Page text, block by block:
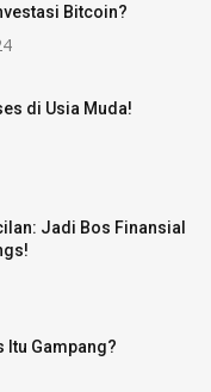
Bitcoin?
di Usia Muda!
Jadi Bos Finansial
Itu Gampang?